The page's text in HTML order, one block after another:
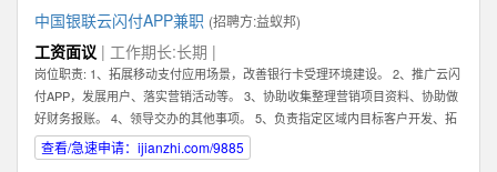
中国银联云闪付APP兼职 (招聘方:益蚁邦)
工资面议 | 工作期长:长期 |
岗位职责: 1、拓展移动支付应用场景，改善银行卡受理环境建设。 2、推广云闪
付APP，发展用户、落实营销活动等。 3、协助收集整理营销项目资料、协助做
好财务报账。 4、领导交办的其他事项。 5、负责指定区域内目标客户开发、拓
展、维护 6、根据市场业务发展，提出积极的、符合产品的市场发展的建议和意
见。 7、迅速反馈目标市场客户的信息，及时完善服务。 8、完成销售业绩指
查看/急速申请：ijianzhi.com/9885